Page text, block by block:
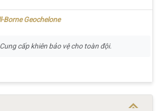
Borne Geochelone
Cung cấp khiên bảo vệ cho toàn đội.